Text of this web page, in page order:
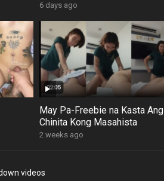
6 days ago
May Pa-Freebie na Kasta Ang
Chinita Kong Masahista
2 weeks ago
videos